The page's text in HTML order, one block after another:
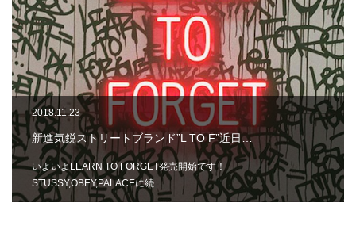
2018.11.23
新進気鋭ストリートブランド”L TO F”近日…
いよいよLEARN TO FORGET発売開始です！
STUSSY,OBEY,PALACEに続…